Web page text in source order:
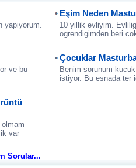
yapiyorum.
Eşim Neden
10 yillik evliyim.
ogrendigimden beri
ve bu
Çocuklar
Benim sorunum
istiyor. Bu esnada ter
var
Sorular...